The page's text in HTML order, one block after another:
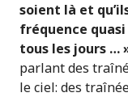
soient là et
fréquence
tous les jours …
parlant des
le ciel: des